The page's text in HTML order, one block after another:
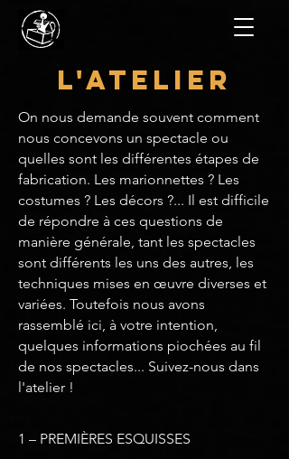
L'ATELIER
On nous demande souvent comment
nous concevons un spectacle ou
quelles sont les différentes étapes de
fabrication. Les marionnettes ? Les
costumes ? Les décors ?... Il est difficile
de répondre à ces questions de
manière générale, tant les spectacles
sont différents les uns des autres, les
techniques mises en œuvre diverses et
variées. Toutefois nous avons
rassemblé ici, à votre intention,
quelques informations piochées au fil
de nos spectacles... Suivez-nous dans
l'atelier !
1 – PREMIÈRES ESQUISSES